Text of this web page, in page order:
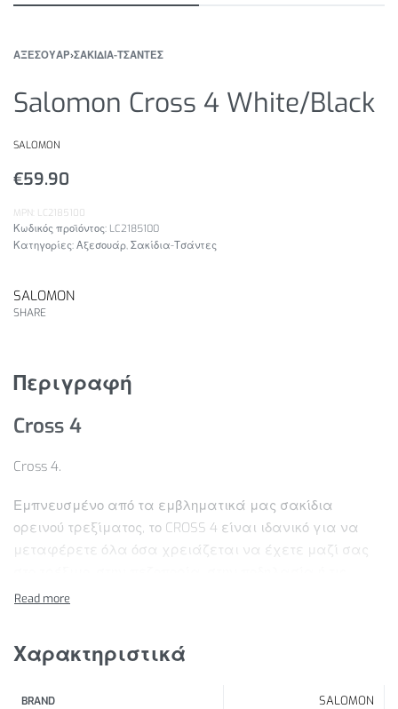
ΑΞΕΣΟΥΑΡ›ΣΑΚΙΔΙΑ-ΤΣΑΝΤΕΣ
Salomon Cross 4 White/Black
SALOMON
€59.90
MPN: LC2185100
LC2185100
Κατηγορίες: Αξεσουάρ, Σακίδια-Τσάντες
SALOMON
SHARE
Περιγραφή
Cross 4
Cross 4.
Εμπνευσμένο από τα εμβληματικά μας σακίδια
ορεινού τρεξίματος, το CROSS 4 είναι ιδανικό για να
μεταφέρετε όλα όσα χρειάζεται να έχετε μαζί σας
εξερευνήσεις σας. Για να εξασφαλίζει ελαφρότητα
συνδυάζει σταθερότητα, διαισθητική ρύθμιση και
Χαρακτηριστικά
BRAND SALOMON